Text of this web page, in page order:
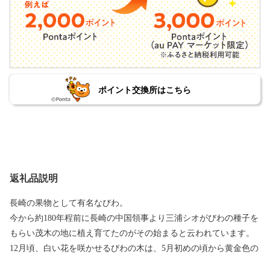
ポイント交換所はこちら
返礼品説明
長崎の果物として有名なびわ。
今から約180年程前に長崎の中国領事より三浦シオがびわの種子を
もらい茂木の地に植え育てたのがその始まると云われています。
12月頃、白い花を咲かせるびわの木は、5月初めの頃から黄金色の